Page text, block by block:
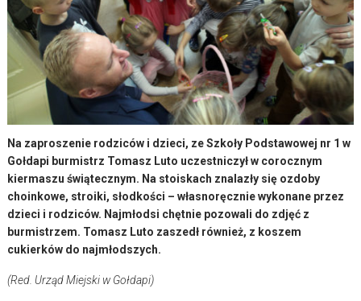
Na zaproszenie rodziców i dzieci, ze Szkoły Podstawowej nr 1 w
Gołdapi burmistrz Tomasz Luto uczestniczył w corocznym
kiermaszu świątecznym. Na stoiskach znalazły się ozdoby
choinkowe, stroiki, słodkości – własnoręcznie wykonane przez
dzieci i rodziców. Najmłodsi chętnie pozowali do zdjęć z
burmistrzem. Tomasz Luto zaszedł również, z koszem
cukierków do najmłodszych.
(Red. Urząd Miejski w Gołdapi)